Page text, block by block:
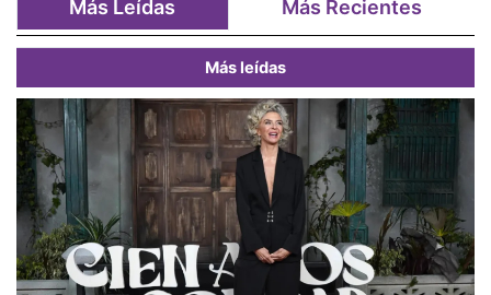
Más Leídas Más Recientes
Más leídas